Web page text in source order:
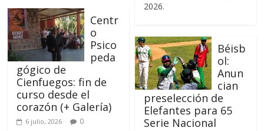
Centr
o
Psico
peda
gógico de
Cienfuegos: fin de
curso desde el
corazón (+ Galería)
6 julio, 2026 0
2026.
Béisb
ol:
Anun
cian
preselección de
Elefantes para 65
Serie Nacional